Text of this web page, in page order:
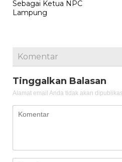
Sebagai Ketua NPC
Lampung
Komentar
Tinggalkan Balasan
Alamat email Anda tidak akan